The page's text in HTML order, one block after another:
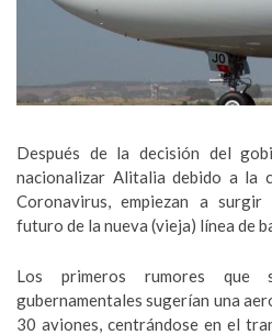
Después de la decisión del
nacionalizar Alitalia debido a la
Coronavirus, empiezan a
futuro de la nueva (vieja) línea de
Los primeros rumores
gubernamentales sugerían una
30 aviones, centrándose en el